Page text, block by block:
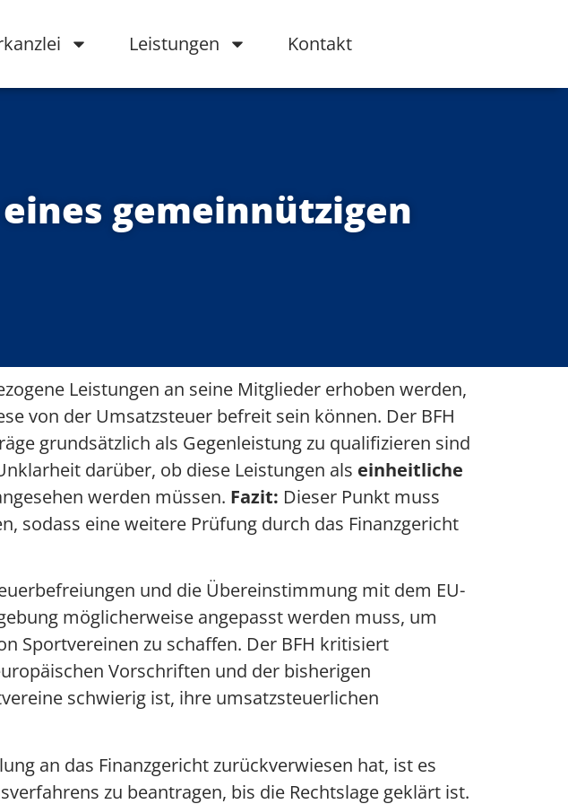
Leistungen Kontakt
gemeinnützigen
Leistungen an seine Mitglieder erhoben werden,
von der Umsatzsteuer befreit sein können. Der BFH
grundsätzlich als Gegenleistung zu qualifizieren sind
darüber, ob diese Leistungen als einheitliche
werden müssen. Fazit: Dieser Punkt muss
sodass eine weitere Prüfung durch das Finanzgericht
und die Übereinstimmung mit dem EU-
möglicherweise angepasst werden muss, um
Sportvereinen zu schaffen. Der BFH kritisiert
Vorschriften und der bisherigen
schwierig ist, ihre umsatzsteuerlichen
an das Finanzgericht zurückverwiesen hat, ist es
zu beantragen, bis die Rechtslage geklärt ist.